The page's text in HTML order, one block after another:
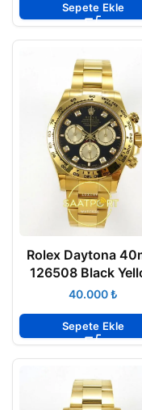
Sepete Ekle
Rolex Daytona
126508 Black
Gold Diamonds₺
Sepete Ekle